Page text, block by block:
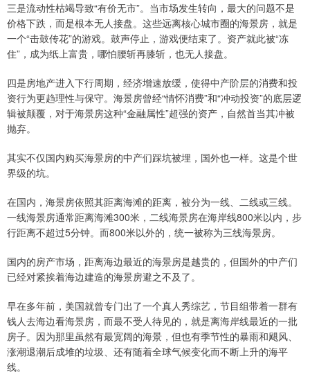
三是流动性枯竭导致“有价无市”。当市场发生转向，最大的问题不是
价格下跌，而是根本无人接盘。这些远离核心城市圈的海景房，就是
一个“击鼓传花”的游戏。鼓声停止，游戏便结束了。资产就此被“冻
住”，成为纸上富贵，哪怕腰斩再膝斩，也无人接盘。
四是房地产进入下行周期，经济增速放缓，使得中产阶层的消费和投
资行为更趋理性与保守。海景房曾经“情怀消费”和“冲动投资”的底层逻
辑被颠覆，对于海景房这种“金融属性”超强的资产，自然首当其冲被
抛弃。
其实不仅国内购买海景房的中产们踩坑被埋，国外也一样。这是个世
界级的坑。
在国内，海景房依照其距离海滩的距离，被分为一线、二线或三线。
一线海景房通常距离海滩300米，二线海景房在海岸线800米以内，步
行距离不超过5分钟。而800米以外的，统一被称为三线海景房。
国内的房产市场，距离海边最近的海景房是越贵的，但国外的中产们
已经对紧挨着海边建造的海景房避之不及了。
早在多年前，美国就曾专门出了一个真人秀综艺，节目组带着一群有
钱人去海边看海景房，而最不受人待见的，就是离海岸线最近的一批
房子。因为那里虽然有最宽阔的海景，但也有季节性的暴雨和飓风、
涨潮退潮后成堆的垃圾、还有随着全球气候变化而不断上升的海平
线。